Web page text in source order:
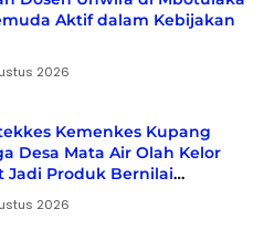
Aktif dalam Kebijakan
2026
Kemenkes Kupang
Desa Mata Air Olah Kelor
Jadi Produk Bernilai
2026